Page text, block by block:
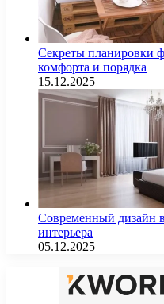
Секреты планировки
комфорта и порядка
15.12.2025
Современный дизайн
интерьера
05.12.2025